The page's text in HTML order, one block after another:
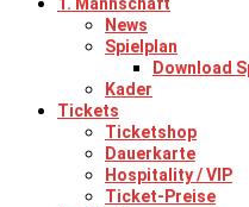
News
Spielplan
Download
Kader
Tickets
Ticketshop
Dauerkarte
Hospitality / VIP
Ticket-Preise